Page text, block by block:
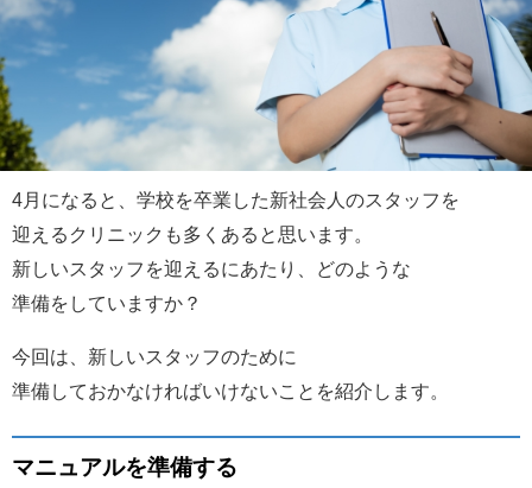
4月になると、学校を卒業した新社会人のスタッフを
迎えるクリニックも多くあると思います。
新しいスタッフを迎えるにあたり、どのような
準備をしていますか？
今回は、新しいスタッフのために
準備しておかなければいけないことを紹介します。
マニュアルを準備する